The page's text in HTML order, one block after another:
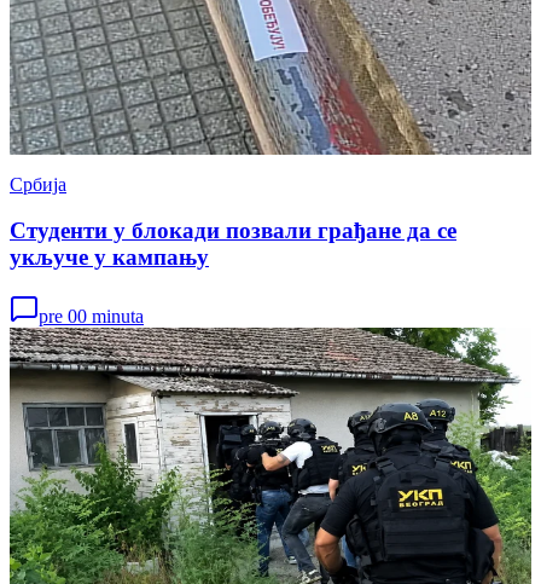
Србија
Студенти у блокади позвали грађане да се
укључе у кампању
pre 00 minuta